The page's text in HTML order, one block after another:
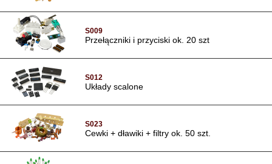
S009
Przełączniki i przyciski ok. 20 szt
S012
Układy scalone
S023
Cewki + dławiki + filtry ok. 50 szt.